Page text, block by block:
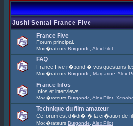
Jushi Sentai France Five
France Five
Forum principal.
Mod�rateurs Burgonde Alex Pilot
FAQ
France Five r�pond � vos questions
Mod�rateurs Burgonde Margarine Alex
France Infos
Infos et interviews
Mod�rateurs Burgonde Alex Pilot
Technique du film amateur
Ce forum est d�di� � la cr�ation de
Mod�rateurs Burgonde Alex Pilot